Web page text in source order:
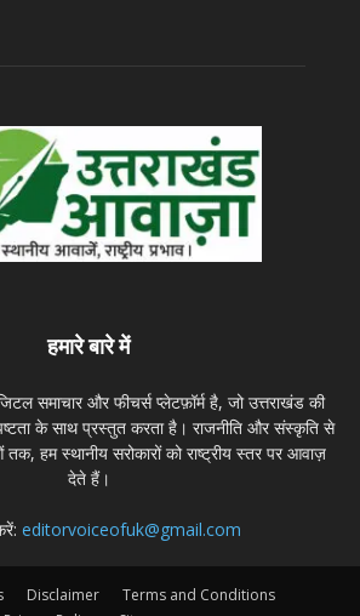
हमारे बारे में
समाचार और फीचर्स प्लेटफ़ॉर्म है, जो उत्तराखंड की
के साथ प्रस्तुत करता है। राजनीति और संस्कृति से
हम स्थानीय सरोकारों को राष्ट्रीय स्तर पर आवाज़
देते हैं।
editorvoiceofuk@gmail.com
Disclaimer
Terms and Conditions